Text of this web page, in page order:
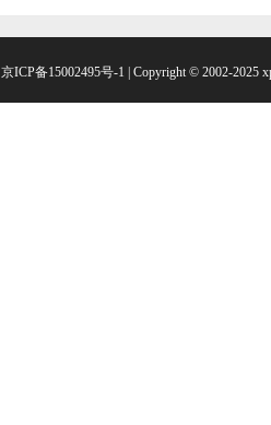
京ICP备15002495号-1 | Copyright © 2002-2025